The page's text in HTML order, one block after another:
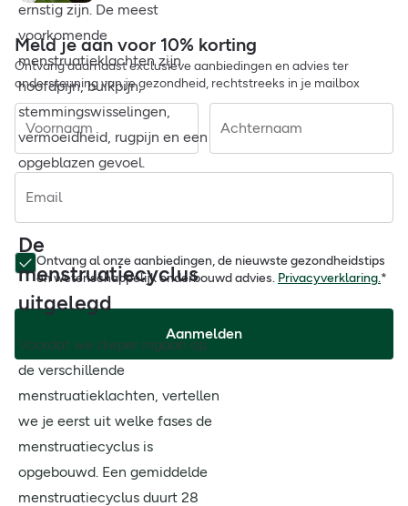
ernstig zijn. De meest
voorkomende
menstruatieklachten zijn
hoofdpijn, buikpijn,
stemmingswisselingen,
vermoeidheid, rugpijn en een
opgeblazen gevoel.
De
menstruatiecyclus
uitgelegd
Voordat we dieper ingaan op
de verschillende
menstruatieklachten, vertellen
we je eerst uit welke fases de
menstruatiecyclus is
opgebouwd. Een gemiddelde
menstruatiecyclus duurt 28
Meld je aan voor 10% korting
Ontvang daarnaast exclusieve aanbiedingen en advies ter
ondersteuning van je gezondheid, rechtstreeks in je mailbox
Voornaam Achternaam
Email
Ontvang al onze aanbiedingen, de nieuwste gezondheidstips
en wetenschappelijk onderbouwd advies. Privacyverklaring.*
Aanmelden